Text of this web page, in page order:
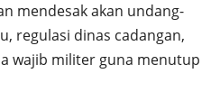
mendesak akan undang-
regulasi dinas cadangan,
wajib militer guna menutup